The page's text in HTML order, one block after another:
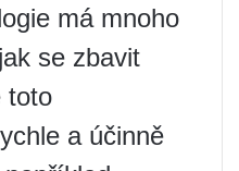
má mnoho
se zbavit
toto
a účinně